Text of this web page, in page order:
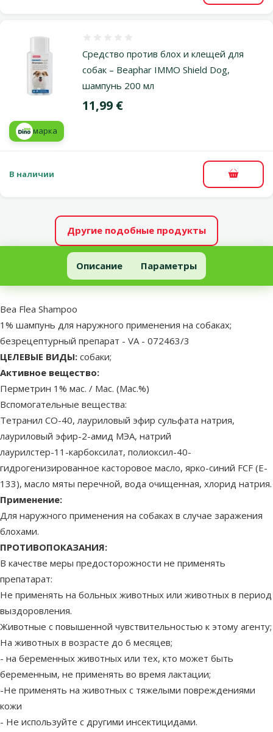
Средство против блох и клещей для
собак – Beaphar IMMO Shield Dog,
шампунь 200 мл
Цена
11,99 €
марка
В наличии В
Другие подобные продукты
Препарат против блох, клещей для собак - шампунь Beaphar,
Описание Параметры
В начало страницы
superzoo.product.detail.content
Bea Flea Shampoo
1% шампунь для наружного применения на собаках;
безрецептурный препарат - VA - 072463/3
ЦЕЛЕВЫЕ ВИДЫ: собаки;
Активное вещество:
Перметрин 1% мас. / Мас. (Мас.%)
Вспомогательные вещества:
Тетранил СО-40, лауриловый эфир сульфата натрия,
лауриловый эфир-2-амид МЭА, натрий
лаурилстер-11-карбоксилат, полиоксил-40-
гидрогенизированное касторовое масло, ярко-синий FCF (E-
133), масло мяты перечной, вода очищенная, хлорид натрия.
Применение:
Для наружного применения на собаках в случае заражения
блохами.
ПРОТИВОПОКАЗАНИЯ:
В качестве меры предосторожности не применять
препатарат:
Не применять на больных животных или животных в период
выздоровления.
Животные с повышенной чувствительностью к этому агенту;
На животных в возрасте до 6 месяцев;
- на беременных животных или тех, кто может быть
беременным, не применять во время лактации;
-Не применять на животных с тяжелыми повреждениями
кожи
- Не используйте с другими инсектицидами.